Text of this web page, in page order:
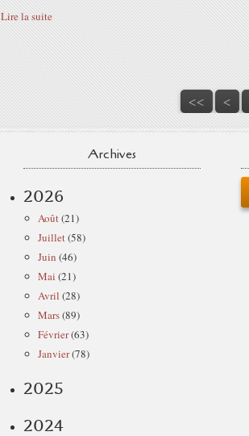
Lire la suite
<< <
Archives
2026
Août(21)
Juillet(58)
Juin (46)
Mai (21)
Avril (28)
Mars(89)
Février(63)
Janvier(78)
2025
2024